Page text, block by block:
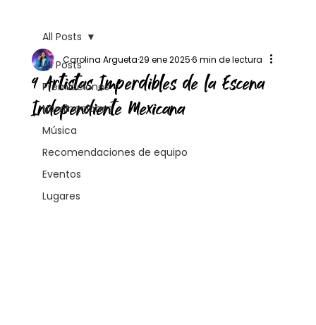
All Posts
Premiaciones
Nominaciones
Música
Recomendaciones de equipo
Eventos
Lugares
All Posts
9 Artistas Imperdibles de la Escena
Independiente Mexicana
Carolina Argueta29 ene 20256 min de lectura